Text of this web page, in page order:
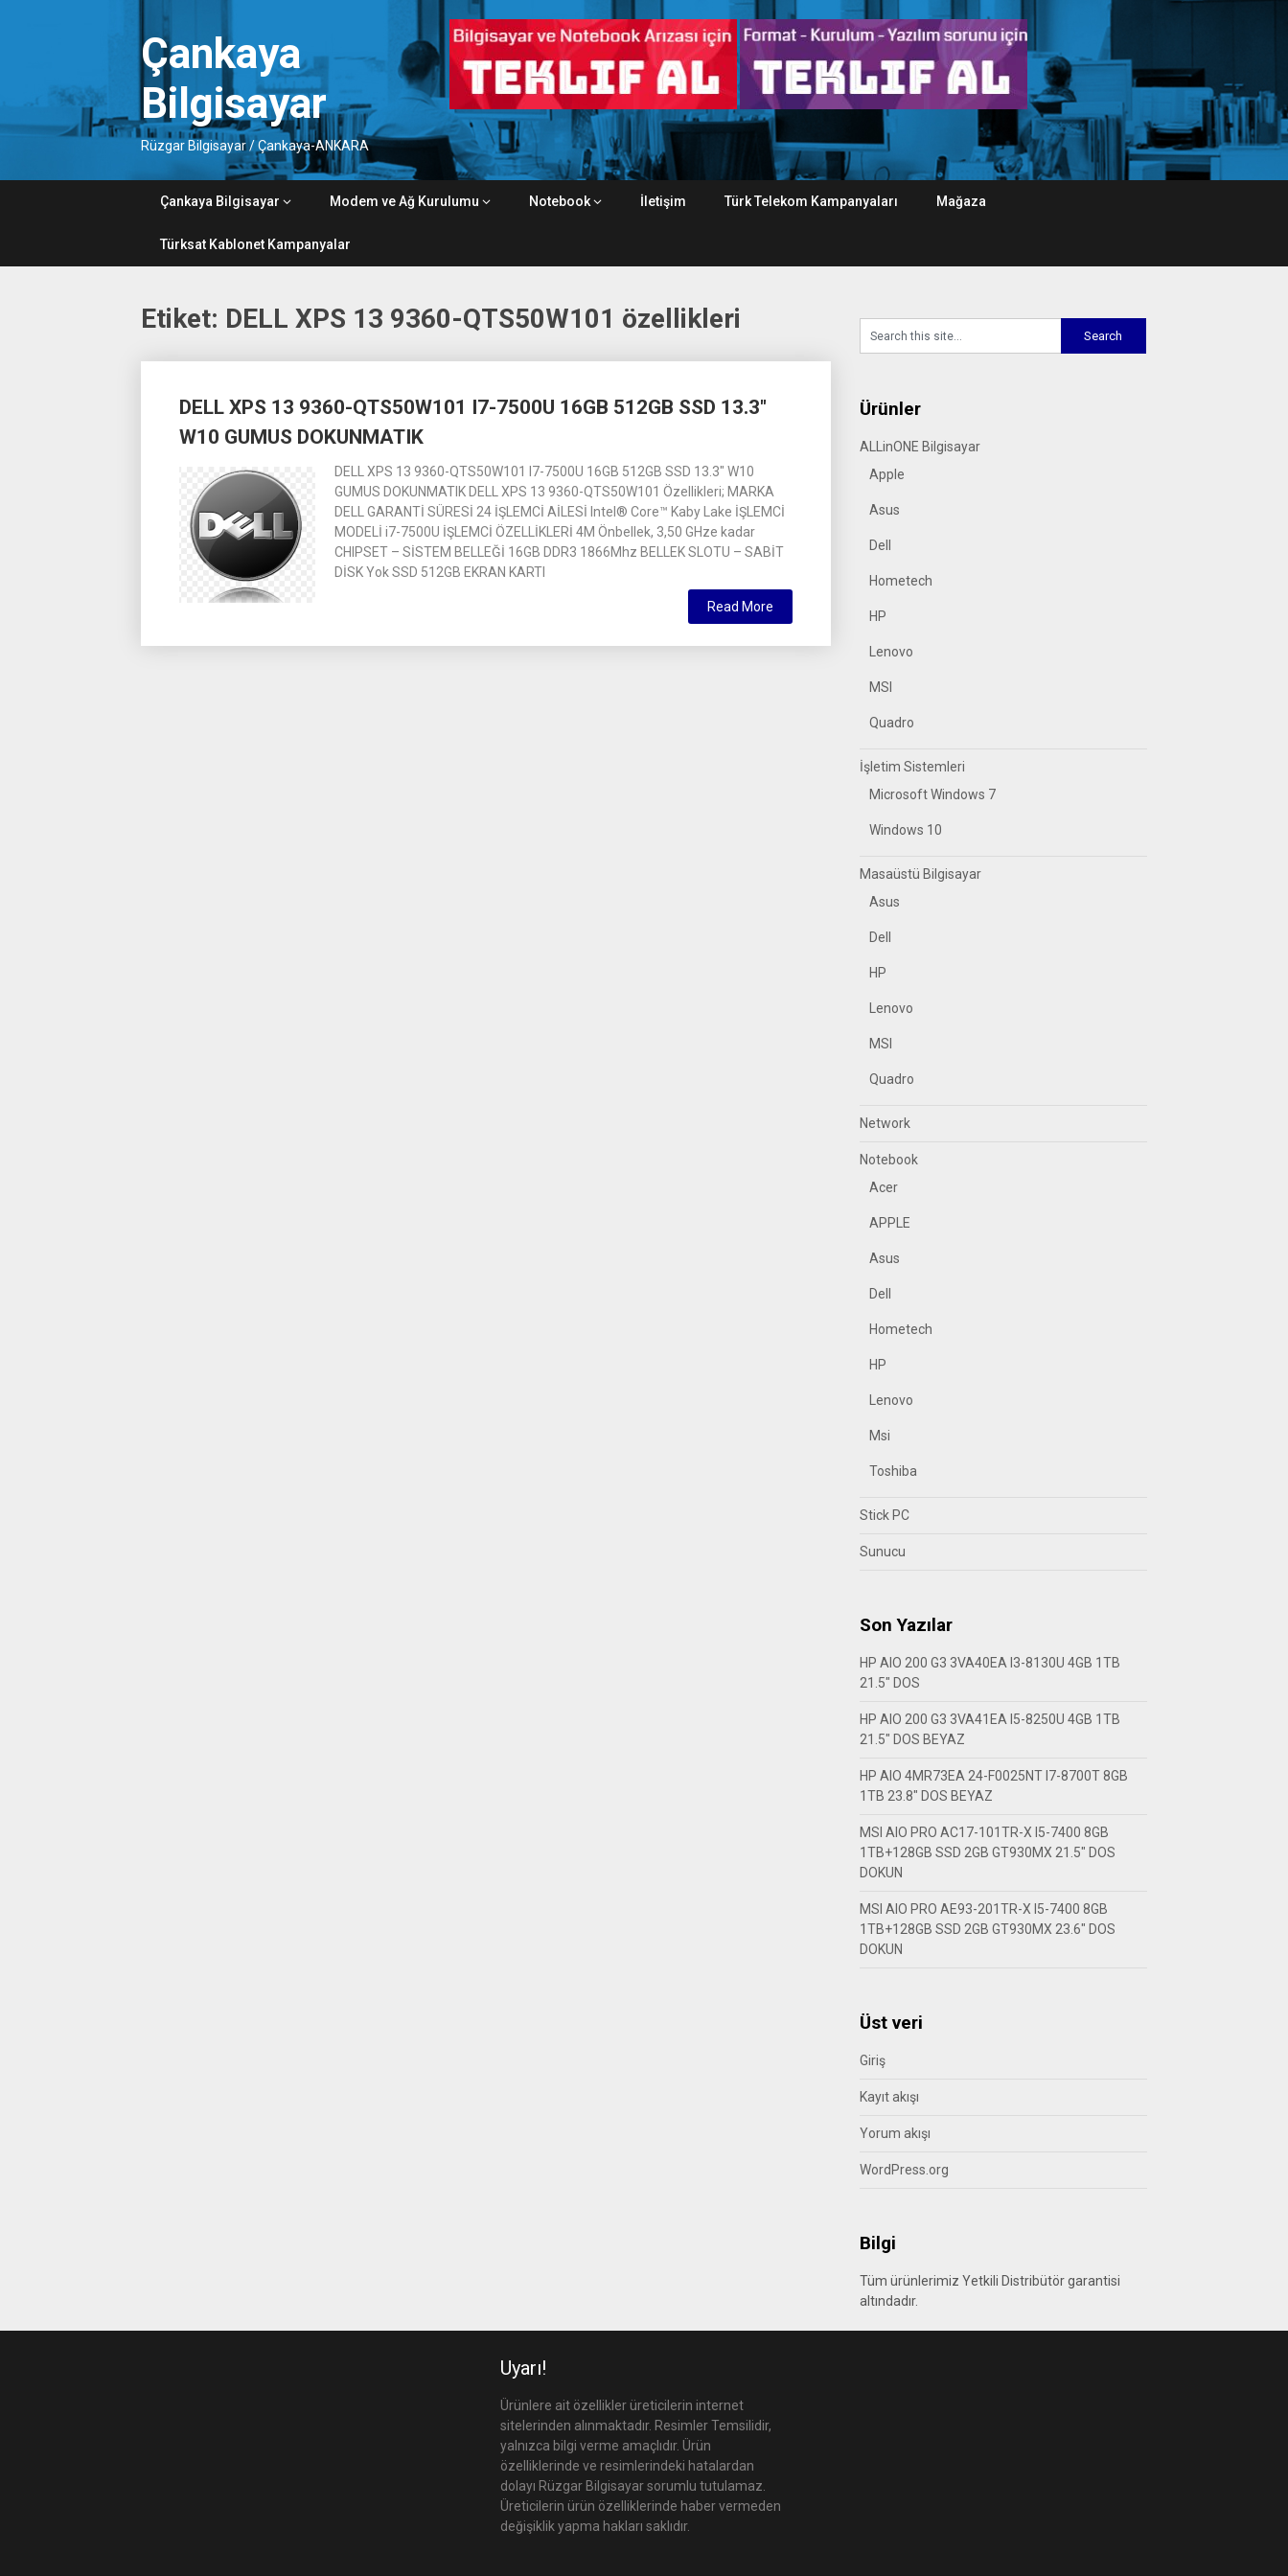
Çankaya
Bilgisayar
Rüzgar Bilgisayar / Çankaya-ANKARA
Çankaya Bilgisayar Modem ve Ağ Kurulumu Notebook İletişim Türk Telekom Kampanyaları Mağaza
Türksat Kablonet Kampanyalar
Etiket: DELL XPS 13 9360-QTS50W101 özellikleri
DELL XPS 13 9360-QTS50W101 I7-7500U 16GB 512GB SSD 13.3″
W10 GUMUS DOKUNMATIK
DELL XPS 13 9360-QTS50W101 I7-7500U 16GB 512GB SSD 13.3″ W10
GUMUS DOKUNMATIK DELL XPS 13 9360-QTS50W101 Özellikleri; MARKA
DELL GARANTİ SÜRESİ 24 İŞLEMCİ AİLESİ Intel® Core™ Kaby Lake İŞLEMCİ
MODELİ i7-7500U İŞLEMCİ ÖZELLİKLERİ 4M Önbellek, 3,50 GHze kadar
CHIPSET – SİSTEM BELLEĞİ 16GB DDR3 1866Mhz BELLEK SLOTU – SABİT
DİSK Yok SSD 512GB EKRAN KARTI
Read More
navigation
Ürünler
ALLinONE Bilgisayar
Apple
Asus
Dell
Hometech
HP
Lenovo
MSI
Quadro
İşletim Sistemleri
Microsoft Windows 7
Windows 10
Masaüstü Bilgisayar
Asus
Dell
HP
Lenovo
MSI
Quadro
Network
Notebook
Acer
APPLE
Asus
Dell
Hometech
HP
Lenovo
Msi
Toshiba
Stick PC
Sunucu
Son Yazılar
HP AIO 200 G3 3VA40EA I3-8130U 4GB 1TB
21.5″ DOS
HP AIO 200 G3 3VA41EA I5-8250U 4GB 1TB
21.5″ DOS BEYAZ
HP AIO 4MR73EA 24-F0025NT I7-8700T 8GB
1TB 23.8″ DOS BEYAZ
MSI AIO PRO AC17-101TR-X I5-7400 8GB
1TB+128GB SSD 2GB GT930MX 21.5″ DOS
DOKUN
MSI AIO PRO AE93-201TR-X I5-7400 8GB
1TB+128GB SSD 2GB GT930MX 23.6″ DOS
DOKUN
Üst veri
Giriş
Kayıt akışı
Yorum akışı
WordPress.org
Bilgi
Tüm ürünlerimiz Yetkili Distribütör garantisi
altındadır.
Uyarı!
Ürünlere ait özellikler üreticilerin internet
sitelerinden alınmaktadır. Resimler Temsilidir,
yalnızca bilgi verme amaçlıdır. Ürün
özelliklerinde ve resimlerindeki hatalardan
dolayı Rüzgar Bilgisayar sorumlu tutulamaz.
Üreticilerin ürün özelliklerinde haber vermeden
değişiklik yapma hakları saklıdır.